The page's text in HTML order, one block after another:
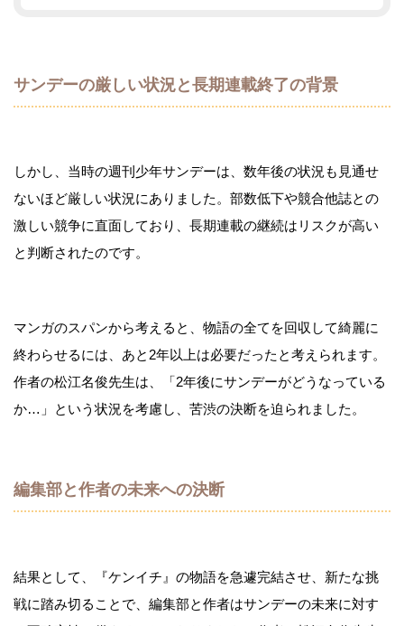
サンデーの厳しい状況と長期連載終了の背景
しかし、当時の週刊少年サンデーは、数年後の状況も見通せ
ないほど厳しい状況にありました。部数低下や競合他誌との
激しい競争に直面しており、長期連載の継続はリスクが高い
と判断されたのです。
マンガのスパンから考えると、物語の全てを回収して綺麗に
終わらせるには、あと2年以上は必要だったと考えられます。
作者の松江名俊先生は、「2年後にサンデーがどうなっている
か…」という状況を考慮し、苦渋の決断を迫られました。
編集部と作者の未来への決断
結果として、『ケンイチ』の物語を急遽完結させ、新たな挑
戦に踏み切ることで、編集部と作者はサンデーの未来に対す